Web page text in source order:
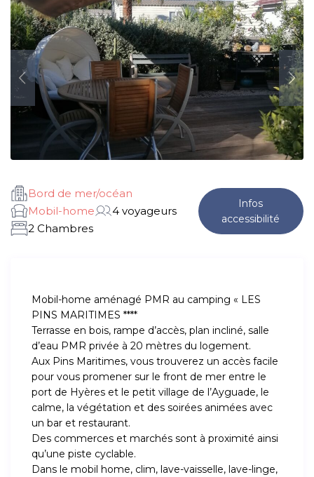
Bord de mer/océan
Mobil-home
4 voyageurs
2 Chambres
Infos
accessibilité
Mobil-home aménagé PMR au camping « LES
PINS MARITIMES ****
Terrasse en bois, rampe d’accès, plan incliné, salle
d’eau PMR privée à 20 mètres du logement.
Aux Pins Maritimes, vous trouverez un accès facile
pour vous promener sur le front de mer entre le
port de Hyères et le petit village de l’Ayguade, le
calme, la végétation et des soirées animées avec
un bar et restaurant.
Des commerces et marchés sont à proximité ainsi
qu’une piste cyclable.
Dans le mobil home, clim, lave-vaisselle, lave-linge,